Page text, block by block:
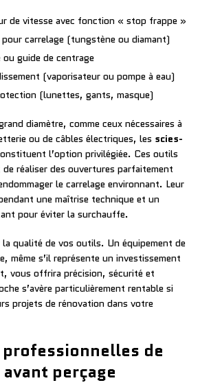
de vitesse avec fonction « stop frappe »
carrelage (tungstène ou diamant)
ou guide de centrage
(vaporisateur ou pompe à eau)
(lunettes, gants, masque)
diamètre, comme ceux nécessaires à
ou de câbles électriques, les scies-
l’option privilégiée. Ces outils
réaliser des ouvertures parfaitement
le carrelage environnant. Leur
une maîtrise technique et un
pour éviter la surchauffe.
la qualité de vos outils. Un équipement de
même s’il représente un investissement
vous offrira précision, sécurité et
s’avère particulièrement rentable si
projets de rénovation dans votre
de
perçage